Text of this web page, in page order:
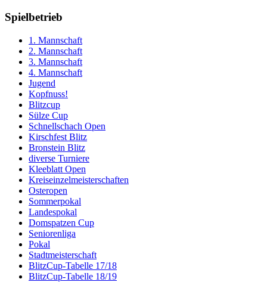
Spielbetrieb
1. Mannschaft
2. Mannschaft
3. Mannschaft
4. Mannschaft
Jugend
Kopfnuss!
Blitzcup
Sülze Cup
Schnellschach Open
Kirschfest Blitz
Bronstein Blitz
diverse Turniere
Kleeblatt Open
Kreiseinzelmeisterschaften
Osteropen
Sommerpokal
Landespokal
Domspatzen Cup
Seniorenliga
Pokal
Stadtmeisterschaft
BlitzCup-Tabelle 17/18
BlitzCup-Tabelle 18/19